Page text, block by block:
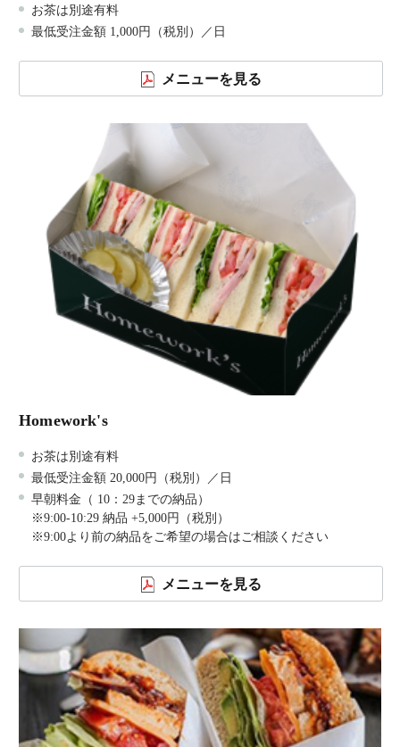
お茶は別途有料
最低受注金額 1,000円（税別）／日
メニューを見る
Homework's
お茶は別途有料
最低受注金額 20,000円（税別）／日
早朝料金（ 10：29までの納品）
※9:00-10:29 納品 +5,000円（税別）
※9:00より前の納品をご希望の場合はご相談ください
メニューを見る